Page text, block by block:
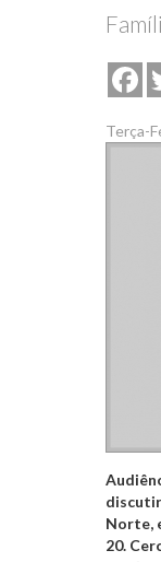
Terça-
Norte,
20.